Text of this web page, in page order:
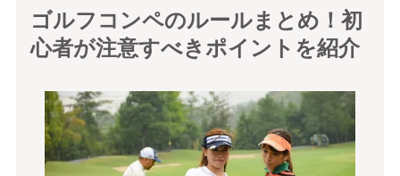
ゴルフコンペのルールまとめ！初
心者が注意すべきポイントを紹介